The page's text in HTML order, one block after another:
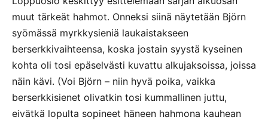
muut tärkeät hahmot. Onneksi siinä näytetään Björn
syömässä myrkkysieniä laukaistakseen
berserkkivaihteensa, koska jostain syystä kyseinen
kohta oli tosi epäselvästi kuvattu alkujaksoissa, joissa
näin kävi. (Voi Björn – niin hyvä poika, vaikka
berserkkisienet olivatkin tosi kummallinen juttu,
eivätkä lopulta sopineet häneen hahmona kauhean